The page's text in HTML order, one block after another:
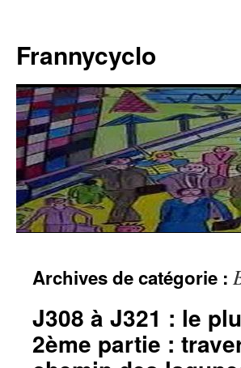
contenu
Frannycyclo
Archives de catégorie :
J308 à J321 : le
2ème partie :